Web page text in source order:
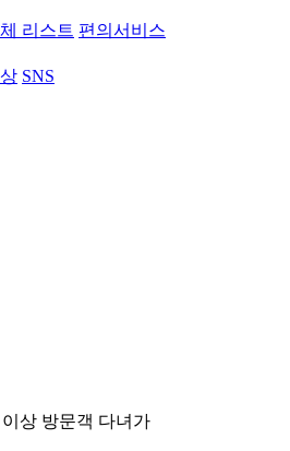
리스트 편의서비스
SNS
상 방문객 다녀가